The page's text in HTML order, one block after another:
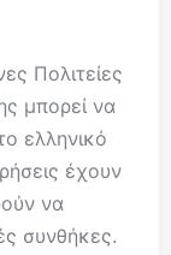
Πολιτείες
μπορεί να
ελληνικό
έχουν
να
συνθήκες.